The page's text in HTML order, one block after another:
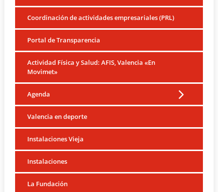
Coordinación de actividades empresariales (PRL)
Portal de Transparencia
Actividad Física y Salud: AFIS, Valencia «En
Movimet»
Agenda
Valencia en deporte
Instalaciones Vieja
Instalaciones
La Fundación